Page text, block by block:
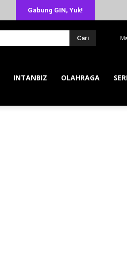
Gabung GIN, Yuk!
Cari
INTANBIZ OLAHRAGA